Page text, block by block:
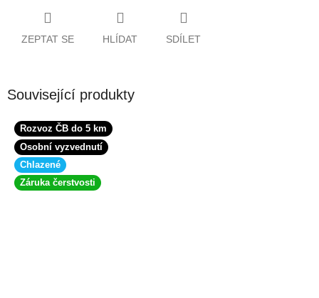
ZEPTAT SE HLÍDAT SDÍLET
Související produkty
Rozvoz ČB do 5 km
Osobní vyzvednutí
Chlazené
Záruka čerstvosti